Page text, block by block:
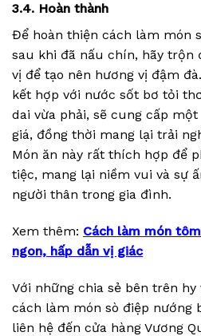
3.4. Hoàn thành
Để hoàn thiện cách làm món
sau khi đã nấu chín, hãy trộn
vị để tạo nên hương vị đậm
kết hợp với nước sốt bơ tỏi
dai vừa phải, sẽ cung cấp
giá, đồng thời mang lại trải
Món ăn này rất thích hợp để
tiệc, mang lại niềm vui và sự
người thân trong gia đình.
Xem thêm: Cách làm món
ngon, hấp dẫn vị giác
Với những chia sẻ bên trên
cách làm món sò điệp nướng
liên hệ đến cửa hàng Vương